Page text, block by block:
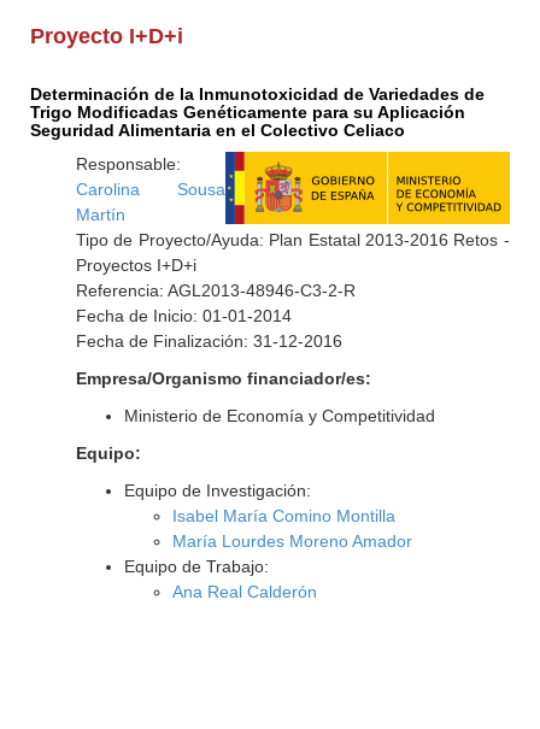
Proyecto I+D+i
Determinación de la Inmunotoxicidad de Variedades de
Trigo Modificadas Genéticamente para su Aplicación
Seguridad Alimentaria en el Colectivo Celiaco
Responsable:
Carolina Sousa
Martín
Tipo de Proyecto/Ayuda: Plan Estatal 2013-2016 Retos -
Proyectos I+D+i
Referencia: AGL2013-48946-C3-2-R
Fecha de Inicio: 01-01-2014
Fecha de Finalización: 31-12-2016
Empresa/Organismo financiador/es:
Ministerio de Economía y Competitividad
Equipo:
Equipo de Investigación:
Isabel María Comino Montilla
María Lourdes Moreno Amador
Equipo de Trabajo:
Ana Real Calderón